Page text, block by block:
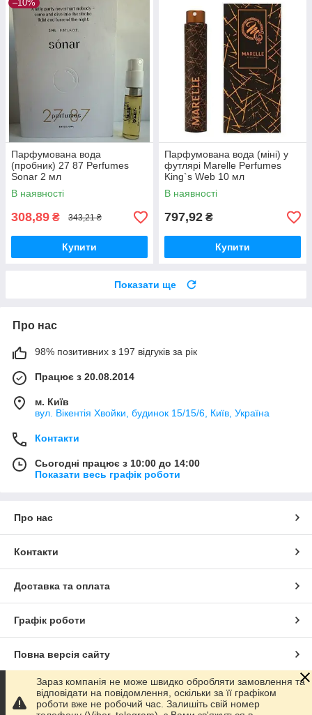
–10%
Парфумована вода
(пробник) 27 87 Perfumes
Sonar 2 мл
В наявності
308,89 ₴ 343,21 ₴
Купити
Парфумована вода (міні) у
футлярі Marelle Perfumes
King`s Web 10 мл
В наявності
797,92 ₴
Купити
Показати ще
Про нас
98% позитивних з 197 відгуків за рік
Працює з 20.08.2014
м. Київ
вул. Вікентія Хвойки, будинок 15/15/6, Київ, Україна
Контакти
Сьогодні працює з 10:00 до 14:00
Показати весь графік роботи
Про нас
Контакти
Доставка та оплата
Графік роботи
Повна версія сайту
Сайт створено на маркетплейсіProm.ua
Зараз компанія не може швидко обробляти замовлення та
відповідати на повідомлення, оскільки за її графіком
роботи вже не робочий час. Залишіть свій номер